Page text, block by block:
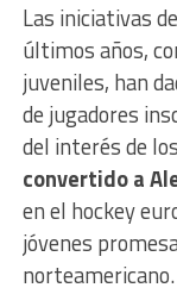
Las iniciativas
últimos años,
juveniles, han
de jugadores
del interés de
convertido a
en el hockey
jóvenes
norteamericano.